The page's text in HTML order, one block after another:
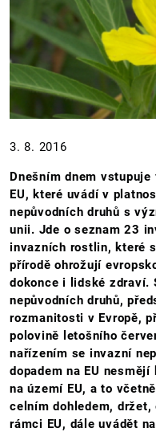
3. 8. 2016
Dnešním dnem
EU, které uvádí v
nepůvodních druhů s
unii. Jde o seznam 23
invazních rostlin, které
přírodě ohrožují
dokonce i lidské zdraví.
nepůvodních druhů,
rozmanitosti v Evropě,
polovině letošního
nařízením se invazní
dopadem na EU
na území EU, a to
celním dohledem, držet,
rámci EU, dále uvádět